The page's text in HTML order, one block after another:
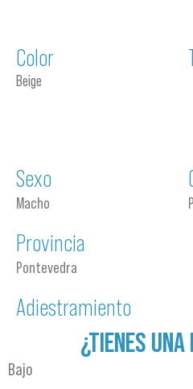
Color
Beige
Sexo
Macho
Provincia
Pontevedra
Adiestramiento
¿TIENES
Bajo